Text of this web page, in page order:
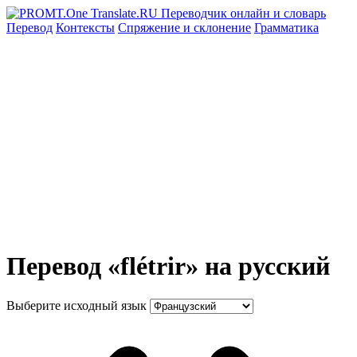
Перевод Контексты Спряжение и склонение Грамматика
Перевод «flétrir» на русский
Выберите исходный язык